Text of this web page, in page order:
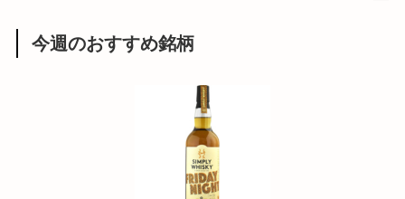
今週のおすすめ銘柄